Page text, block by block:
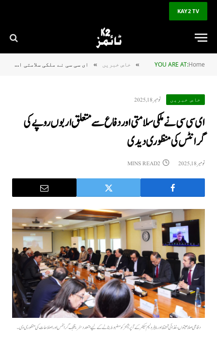
KAY2 TV
YOU ARE AT:Home
» خاص خبریں » ای سی سی نے ملکی سلامتی اور دفاع سے متعلق اربوں روپے کی گرانٹس کی منظوری دیدی
خاص خبریں نومبر 18, 2025
ای سی سی نے ملکی سلامتی اور دفاع سے متعلق اربوں روپے کی
گرانٹس کی منظوری دیدی
نومبر 18, 2025 2 MINS READ
دفاعی صلاحیتوں، غذائی تحفظ اور پیٹرولیم سیکٹر کے آپریشنز کو مضبوط بنانے کے لیے متعدد سٹریٹجک گرانٹس اور اصلاحات کی منظوری دی ۔